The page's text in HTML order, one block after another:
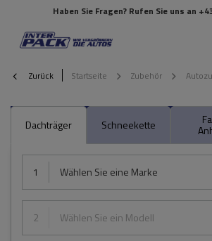
Haben Sie Fragen? Rufen Sie uns an
Zurück Startseite Zubehör
Dachträger Schneekette
1 Wählen Sie eine Marke
2 Wählen Sie ein Modell